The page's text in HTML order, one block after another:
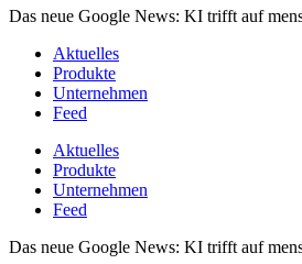
Das neue Google News: KI trifft auf
Aktuelles
Produkte
Unternehmen
Feed
Aktuelles
Produkte
Unternehmen
Feed
Das neue Google News: KI trifft auf